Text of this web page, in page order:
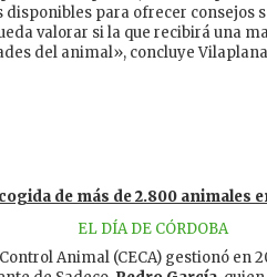
disponibles para ofrecer consejos
valorar si la que recibirá una
del animal», concluye
de más de 2.800 animales
EL DÍA DE CÓRDOBA
Animal (CECA) gestionó en